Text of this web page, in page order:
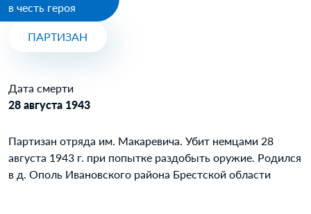
в честь героя
ПАРТИЗАН
Дата смерти
28 августа 1943
Партизан отряда им. Макаревича. Убит немцами 28
августа 1943 г. при попытке раздобыть оружие. Родился
в д. Ополь Ивановского района Брестской области